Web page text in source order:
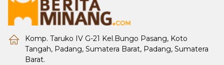
Komp. Taruko IV G-21 Kel.Bungo Pasang, Koto
Tangah, Padang, Sumatera Barat, Padang, Sumatera
Barat.